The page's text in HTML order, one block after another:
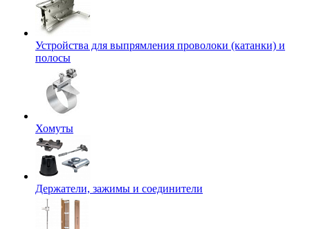
Устройства для выпрямления проволоки (катанки) и
полосы
Хомуты
Держатели, зажимы и соединители